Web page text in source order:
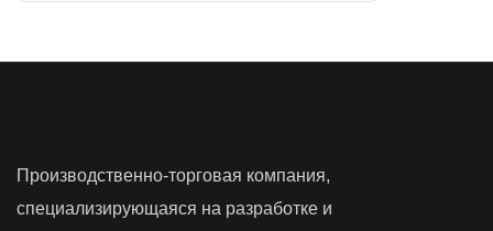
Производственно-торговая компания,
специализирующаяся на разработке и